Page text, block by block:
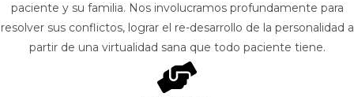
paciente y su familia. Nos involucramos profundamente para
resolver sus conflictos, lograr el re-desarrollo de la personalidad a
partir de una virtualidad sana que todo paciente tiene.